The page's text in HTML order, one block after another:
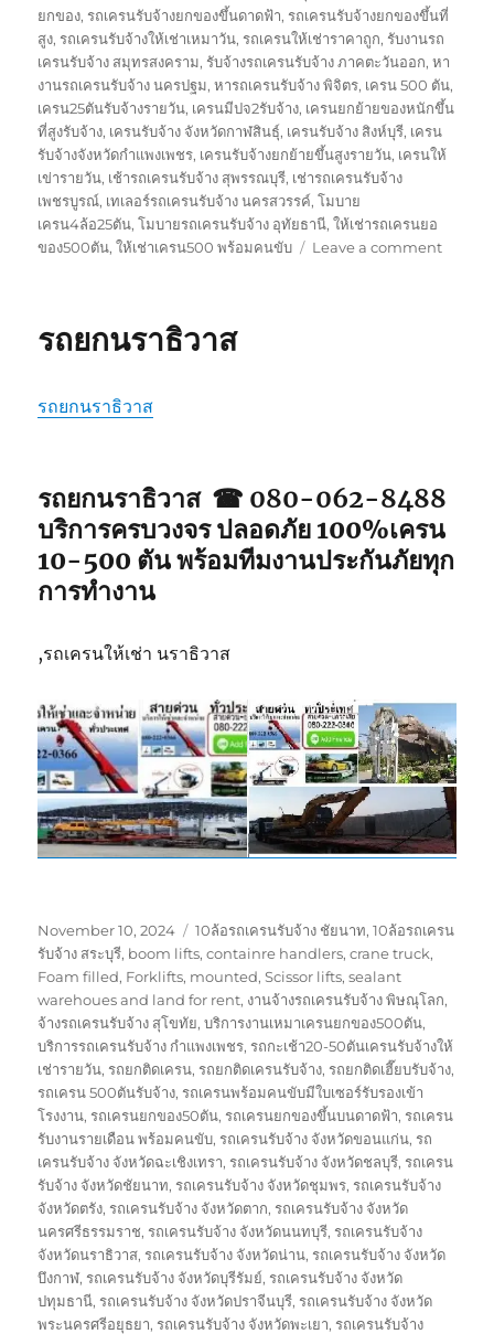
ยกของ,รถเครนรับจ้างยกของขึ้นดาดฟ้า,รถเครนรับจ้างยกของขึ้นที่
สูง,รถเครนรับจ้างให้เช่าเหมาวัน,รถเครนให้เช่าราคาถูก,รับงานรถ
เครนรับจ้าง สมุทรสงคราม,รับจ้างรถเครนรับจ้าง ภาคตะวันออก,หา
งานรถเครนรับจ้าง นครปฐม,หารถเครนรับจ้าง พิจิตร, เครน 500 ตัน,
เครน25ตันรับจ้างรายวัน, เครนมีปจ2รับจ้าง, เครนยกย้ายของหนักขึ้น
ที่สูงรับจ้าง, เครนรับจ้าง จังหวัดกาฬสินธุ์, เครนรับจ้าง สิงห์บุรี, เครน
รับจ้างจังหวัดกำแพงเพชร, เครนรับจ้างยกย้ายขึ้นสูงรายวัน, เครนให้
เข่ารายวัน, เช้ารถเครนรับจ้าง สุพรรณบุรี, เช่ารถเครนรับจ้าง
เพชรบูรณ์, เทเลอร์รถเครนรับจ้าง นครสวรรค์,โมบาย
เครน4ล้อ25ตัน,โมบายรถเครนรับจ้าง อุทัยธานี,ให้เช่ารถเครนยอ
ของ500ตัน,ให้เช่าเครน500 พร้อมคนขับ Leave a commenton
รถยกนราธิวาส
รถยกนราธิวาส
รถยกนราธิวาส ☎ 080-062-8488
บริการครบวงจร ปลอดภัย 100%เครน
10-500 ตัน พร้อมทีมงานประกันภัยทุก
การทำงาน
,รถเครนให้เช่า นราธิวาส
Posted
on
November 10, 2024 Tags
10ล้อรถเครนรับจ้าง ชัยนาท,10ล้อรถเครน
รับจ้าง สระบุรี, boom lifts,containre handlers,crane truck,
Foam filled, Forklifts, mounted,Scissor lifts,sealant
warehoues and land for rent, งานจ้างรถเครนรับจ้าง พิษณุโลก,
จ้างรถเครนรับจ้าง สุโขทัย,บริการงานเหมาเครนยกของ500ตัน,
บริการรถเครนรับจ้าง กำแพงเพชร,รถกะเช้า20-50ตันเครนรับจ้างให้
เช่ารายวัน,รถยกติดเครน,รถยกติดเครนรับจ้าง,รถยกติดเฮี๊ยบรับจ้าง,
รถเครน 500ตันรับจ้าง,รถเครนพร้อมคนขับมีใบเซอร์รับรองเข้า
โรงงาน,รถเครนยกของ50ตัน,รถเครนยกของขึ้นบนดาดฟ้า,รถเครน
รับงานรายเดือน พร้อมคนขับ,รถเครนรับจ้าง จังหวัดขอนแก่น,รถ
เครนรับจ้าง จังหวัดฉะเชิงเทรา,รถเครนรับจ้าง จังหวัดชลบุรี,รถเครน
รับจ้าง จังหวัดชัยนาท,รถเครนรับจ้าง จังหวัดชุมพร,รถเครนรับจ้าง
จังหวัดตรัง,รถเครนรับจ้าง จังหวัดตาก,รถเครนรับจ้าง จังหวัด
นครศรีธรรมราช,รถเครนรับจ้าง จังหวัดนนทบุรี,รถเครนรับจ้าง
จังหวัดนราธิวาส,รถเครนรับจ้าง จังหวัดน่าน,รถเครนรับจ้าง จังหวัด
บึงกาฬ,รถเครนรับจ้าง จังหวัดบุรีรัมย์,รถเครนรับจ้าง จังหวัด
ปทุมธานี,รถเครนรับจ้าง จังหวัดปราจีนบุรี,รถเครนรับจ้าง จังหวัด
พระนครศรีอยุธยา,รถเครนรับจ้าง จังหวัดพะเยา,รถเครนรับจ้าง